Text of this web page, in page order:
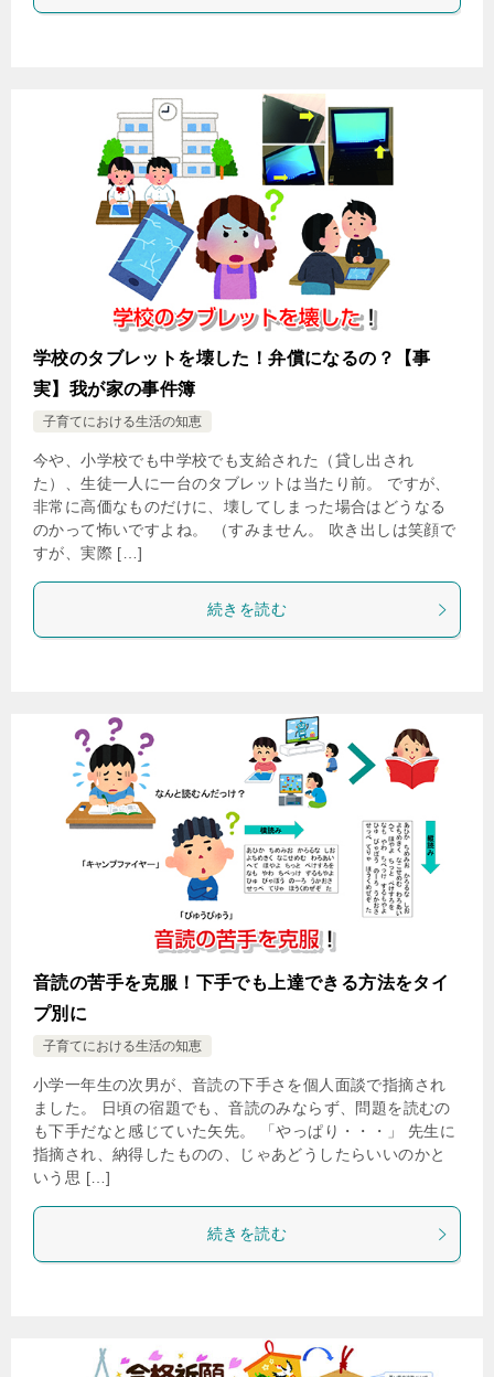
学校のタブレットを壊した！弁償になるの？【事
実】我が家の事件簿
子育てにおける生活の知恵
今や、小学校でも中学校でも支給された（貸し出され
た）、生徒一人に一台のタブレットは当たり前。 ですが、
非常に高価なものだけに、壊してしまった場合はどうなる
のかって怖いですよね。 （すみません。 吹き出しは笑顔で
すが、実際 […]
続きを読む
音読の苦手を克服！下手でも上達できる方法をタイ
プ別に
子育てにおける生活の知恵
小学一年生の次男が、音読の下手さを個人面談で指摘され
ました。 日頃の宿題でも、音読のみならず、問題を読むの
も下手だなと感じていた矢先。 「やっぱり・・・」 先生に
指摘され、納得したものの、じゃあどうしたらいいのかと
いう思 […]
続きを読む